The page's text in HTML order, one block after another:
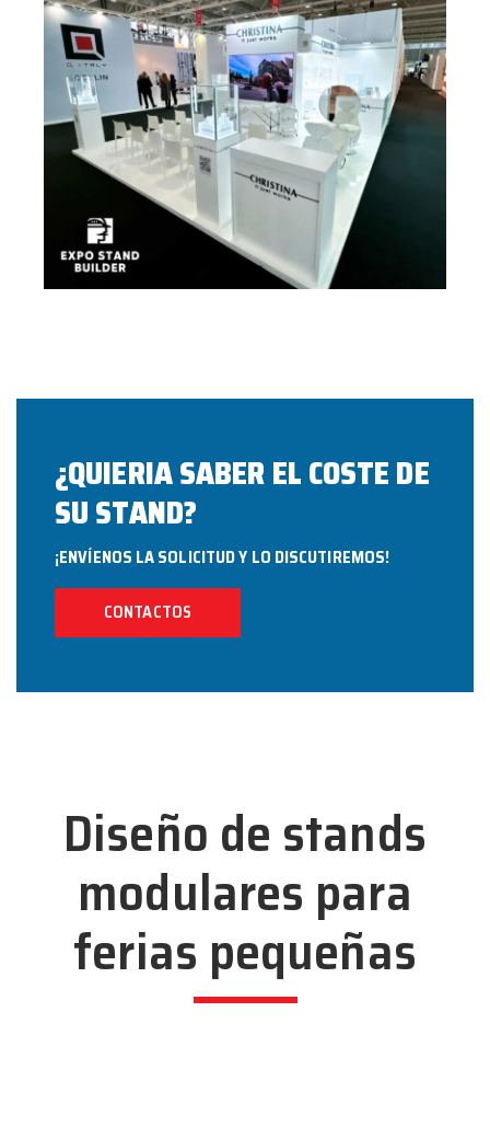
¿QUIERIA SABER EL COSTE DE
SU STAND?
¡ENVÍENOS LA SOLICITUD Y LO DISCUTIREMOS!
CONTACTOS
Diseño de stands
modulares para
ferias pequeñas